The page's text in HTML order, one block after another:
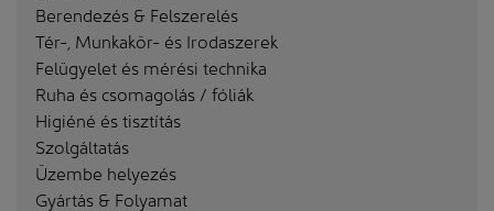
Berendezés & Felszerelés
Tér-, Munkakör- és Irodaszerek
Felügyelet és mérési technika
Ruha és csomagolás / fóliák
Higiéné és tisztítás
Szolgáltatás
Üzembe helyezés
Gyártás & Folyamat